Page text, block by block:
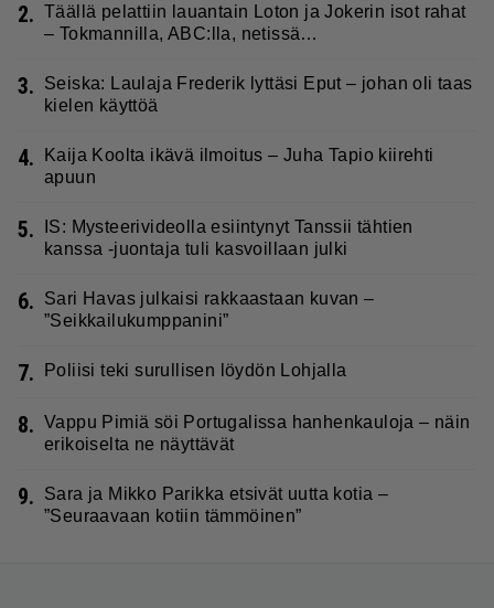
2. Täällä pelattiin lauantain Loton ja Jokerin isot rahat
– Tokmannilla, ABC:lla, netissä…
3.
Seiska: Laulaja Frederik lyttäsi Eput – johan oli taas
kielen käyttöä
4.
Kaija Koolta ikävä ilmoitus – Juha Tapio kiirehti
apuun
5.
IS: Mysteerivideolla esiintynyt Tanssii tähtien
kanssa -juontaja tuli kasvoillaan julki
6.
Sari Havas julkaisi rakkaastaan kuvan –
”Seikkailukumppanini”
7. Poliisi teki surullisen löydön Lohjalla
8. Vappu Pimiä söi Portugalissa hanhenkauloja – näin
erikoiselta ne näyttävät
9.
Sara ja Mikko Parikka etsivät uutta kotia –
”Seuraavaan kotiin tämmöinen”